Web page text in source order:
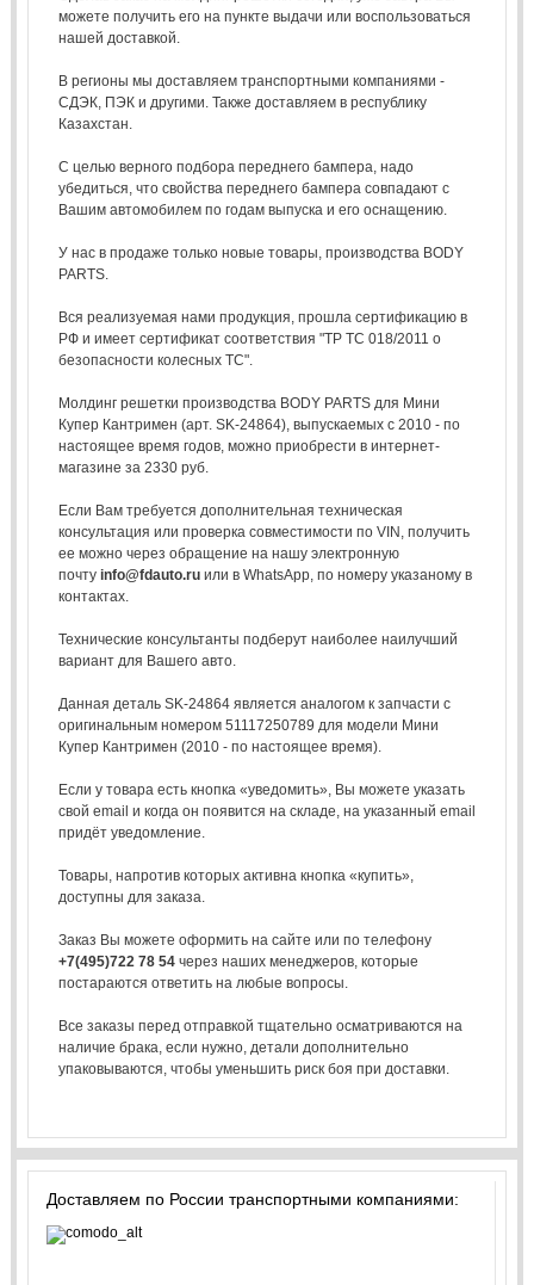
можете получить его на пункте выдачи или воспользоваться
нашей доставкой.
В регионы мы доставляем транспортными компаниями -
СДЭК, ПЭК и другими. Также доставляем в республику
Казахстан.
С целью верного подбора переднего бампера, надо
убедиться, что свойства переднего бампера совпадают с
Вашим автомобилем по годам выпуска и его оснащению.
У нас в продаже только новые товары, производства BODY
PARTS.
Вся реализуемая нами продукция, прошла сертификацию в
РФ и имеет сертификат соответствия "ТР ТС 018/2011 о
безопасности колесных ТС".
Молдинг решетки производства BODY PARTS для Мини
Купер Кантримен (арт. SK-24864), выпускаемых с 2010 - по
настоящее время годов, можно приобрести в интернет-
магазине за 2330 руб.
Если Вам требуется дополнительная техническая
консультация или проверка совместимости по VIN, получить
ее можно через обращение на нашу электронную
почту info@fdauto.ruили в WhatsApp, по номеру указаному в
контактах.
Технические консультанты подберут наиболее наилучший
вариант для Вашего авто.
Данная деталь SK-24864 является аналогом к запчасти с
оригинальным номером 51117250789 для модели Мини
Купер Кантримен (2010 - по настоящее время).
Если у товара есть кнопка «уведомить», Вы можете указать
свой email и когда он появится на складе, на указанный email
придёт уведомление.
Товары, напротив которых активна кнопка «купить»,
доступны для заказа.
Заказ Вы можете оформить на сайте или по телефону
+7(495)722 78 54через наших менеджеров, которые
постараются ответить на любые вопросы.
Все заказы перед отправкой тщательно осматриваются на
наличие брака, если нужно, детали дополнительно
упаковываются, чтобы уменьшить риск боя при доставки.
Доставляем по России транспортными компаниями: